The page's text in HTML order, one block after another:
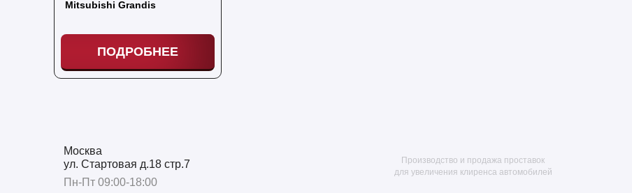
Mitsubishi Grandis
ПОДРОБНЕЕ
Москва
ул. Стартовая д.18 стр.7
Пн-Пт 09:00-18:00
Производство и продажа проставок
для увеличения клиренса автомобилей